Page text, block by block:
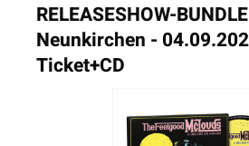
RELEASESHOW-
Neunkirchen -
Ticket+CD